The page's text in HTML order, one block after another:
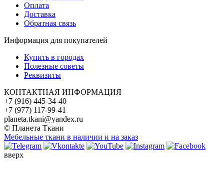
Оплата
Доставка
Обратная связь
Информация для покупателей
Купить в городах
Полезные советы
Реквизиты
КОНТАКТНАЯ ИНФОРМАЦИЯ
+7 (916) 445-34-40
+7 (977) 117-99-41
planeta.tkani@yandex.ru
© Планета Ткани
Мебельные ткани в наличии и на заказ
вверх